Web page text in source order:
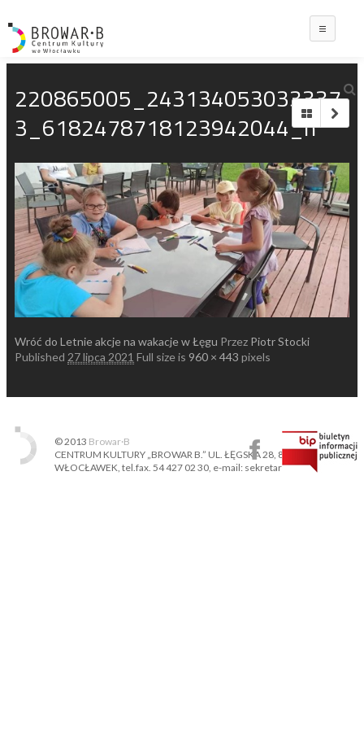
220865005_243134053033337
3_6182478718123942044_n
Wróć do Letnie akcje na wakacje w Łęgu Przez Piotr Stocki
Published 27 lipca 2021 Full size is 960 × 443 pixels
© 2013 Browar·B
CENTRUM KULTURY „BROWAR B.” UL. ŁĘGSKA 28, 87-800
WŁOCŁAWEK, tel.fax. 54 427 02 30, e-mail: sekretariat@ckbb.pl